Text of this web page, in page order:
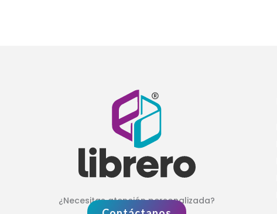
¿Necesitas atención personalizada?